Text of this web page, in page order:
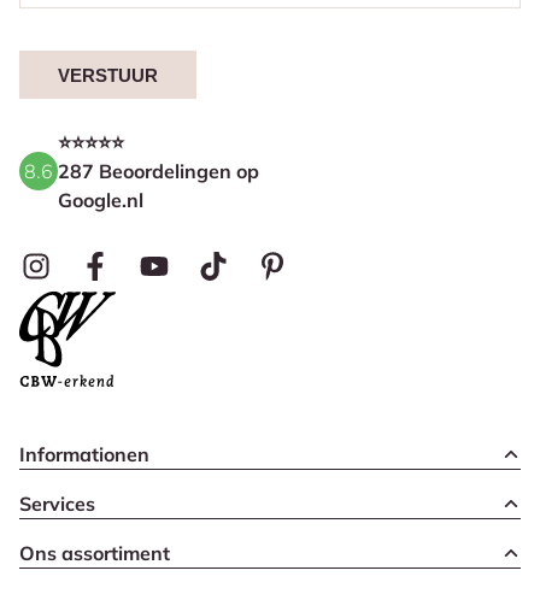
VERSTUUR
8.6
⭐⭐⭐⭐⭐
287 Beoordelingen op
Google.nl
Informationen
Services
Ons assortiment